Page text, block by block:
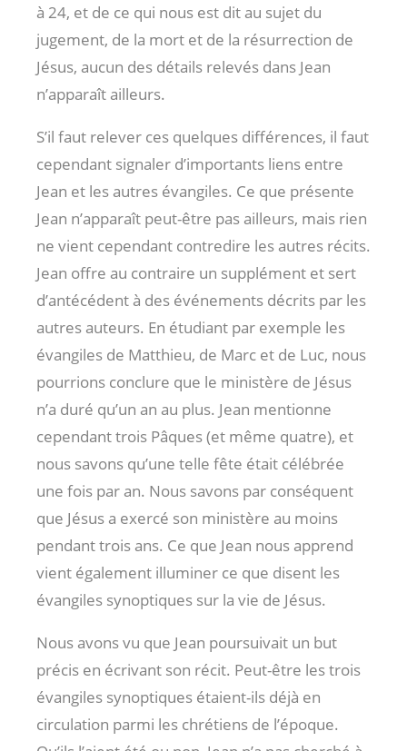
à 24, et de ce qui nous est dit au sujet du
jugement, de la mort et de la résurrection de
Jésus, aucun des détails relevés dans Jean
n’apparaît ailleurs.
S’il faut relever ces quelques différences, il faut
cependant signaler d’importants liens entre
Jean et les autres évangiles. Ce que présente
Jean n’apparaît peut-être pas ailleurs, mais rien
ne vient cependant contredire les autres récits.
Jean offre au contraire un supplément et sert
d’antécédent à des événements décrits par les
autres auteurs. En étudiant par exemple les
évangiles de Matthieu, de Marc et de Luc, nous
pourrions conclure que le ministère de Jésus
n’a duré qu’un an au plus. Jean mentionne
cependant trois Pâques (et même quatre), et
nous savons qu’une telle fête était célébrée
une fois par an. Nous savons par conséquent
que Jésus a exercé son ministère au moins
pendant trois ans. Ce que Jean nous apprend
vient également illuminer ce que disent les
évangiles synoptiques sur la vie de Jésus.
Nous avons vu que Jean poursuivait un but
précis en écrivant son récit. Peut-être les trois
évangiles synoptiques étaient-ils déjà en
circulation parmi les chrétiens de l’époque.